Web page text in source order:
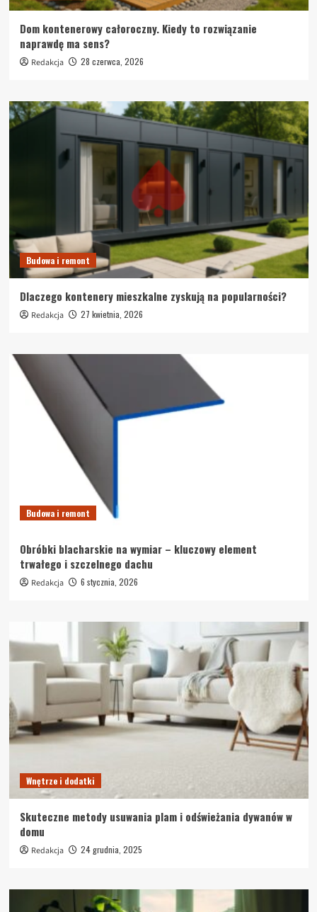
Dom kontenerowy całoroczny. Kiedy to rozwiązanie
naprawdę ma sens?
Redakcja 28 czerwca, 2026
Budowa i remont
Dlaczego kontenery mieszkalne zyskują na popularności?
Redakcja 27 kwietnia, 2026
Budowa i remont
Obróbki blacharskie na wymiar – kluczowy element
trwałego i szczelnego dachu
Redakcja 6 stycznia, 2026
Wnętrze i dodatki
Skuteczne metody usuwania plam i odświeżania dywanów w
domu
Redakcja 24 grudnia, 2025